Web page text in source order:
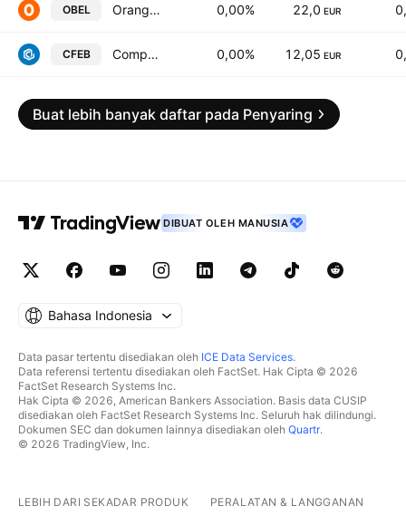
OBEL Orange Belgium SA 0,00% 22,0 EUR
CFEB Compagnie d'Entreprises CFE SA 0,00% 12,05 EUR
Buat lebih banyak daftar pada Penyaring
DIBUAT OLEH MANUSIA
Bahasa Indonesia
Data pasar tertentu disediakan oleh ICE Data Services.
Data referensi tertentu disediakan oleh FactSet. Hak Cipta © 2026
FactSet Research Systems Inc.
Hak Cipta © 2026, American Bankers Association. Basis data CUSIP
disediakan oleh FactSet Research Systems Inc. Seluruh hak dilindungi.
Dokumen SEC dan dokumen lainnya disediakan oleh Quartr.
© 2026 TradingView, Inc.
LEBIH DARI SEKADAR PRODUK PERALATAN & LANGGANAN